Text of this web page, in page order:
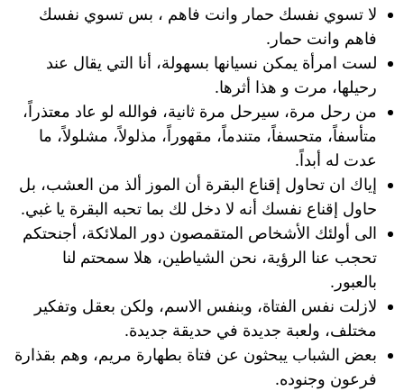
لا تسوي نفسك حمار وانت فاهم ، بس تسوي نفسك
فاهم وانت حمار.
لست امرأة يمكن نسيانها بسهولة، أنا التي يقال عند
رحيلها، مرت و هذا أثرها.
من رحل مرة، سيرحل مرة ثانية، فوالله لو عاد معتذراً،
متأسفاً، متحسفاً، متندماً، مقهوراً، مذلولاً، مشلولاً، ما
عدت له أبداً.
إياك ان تحاول إقناع البقرة أن الموز ألذ من العشب، بل
حاول إقناع نفسك أنه لا دخل لك بما تحبه البقرة يا غبي.
الى أولئك الأشخاص المتقمصون دور الملائكة، أجنحتكم
تحجب عنا الرؤية، نحن الشياطين، هلا سمحتم لنا
بالعبور.
لازلت نفس الفتاة، وبنفس الاسم، ولكن بعقل وتفكير
مختلف، ولعبة جديدة في حديقة جديدة.
بعض الشباب يبحثون عن فتاة بطهارة مريم، وهم بقذارة
فرعون وجنوده.